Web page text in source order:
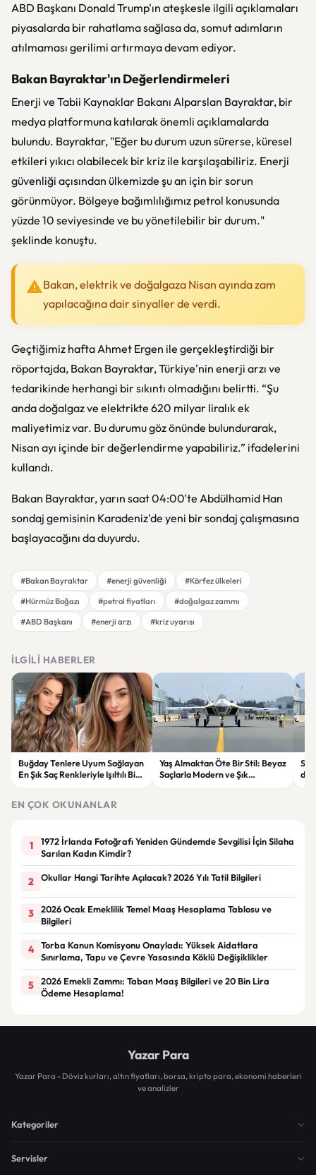
ABD Başkanı Donald Trump'ın ateşkesle ilgili açıklamaları
piyasalarda bir rahatlama sağlasa da, somut adımların
atılmaması gerilimi artırmaya devam ediyor.
Bakan Bayraktar'ın Değerlendirmeleri
Enerji ve Tabii Kaynaklar Bakanı Alparslan Bayraktar, bir
medya platformuna katılarak önemli açıklamalarda
bulundu. Bayraktar, "Eğer bu durum uzun sürerse, küresel
etkileri yıkıcı olabilecek bir kriz ile karşılaşabiliriz. Enerji
güvenliği açısından ülkemizde şu an için bir sorun
görünmüyor. Bölgeye bağımlılığımız petrol konusunda
yüzde 10 seviyesinde ve bu yönetilebilir bir durum."
şeklinde konuştu.
Bakan, elektrik ve doğalgaza Nisan ayında zam
yapılacağına dair sinyaller de verdi.
Geçtiğimiz hafta Ahmet Ergen ile gerçekleştirdiği bir
röportajda, Bakan Bayraktar, Türkiye'nin enerji arzı ve
tedarikinde herhangi bir sıkıntı olmadığını belirtti. “Şu
anda doğalgaz ve elektrikte 620 milyar liralık ek
maliyetimiz var. Bu durumu göz önünde bulundurarak,
Nisan ayı içinde bir değerlendirme yapabiliriz.” ifadelerini
kullandı.
Bakan Bayraktar, yarın saat 04:00'te Abdülhamid Han
sondaj gemisinin Karadeniz'de yeni bir sondaj çalışmasına
başlayacağını da duyurdu.
#Bakan Bayraktar #enerji güvenliği
#Körfez ülkeleri
#Hürmüz Boğazı
#petrol fiyatları
#doğalgaz zammı
#ABD Başkanı
#enerji arzı #kriz uyarısı
İLGILI HABERLER
Buğday Tenlere Uyum Sağlayan
En Şık Saç Renkleriyle Işıltılı Bir
Yaş Almaktan Öte Bir Stil: Beyaz
Saçlarla Modern ve Şık
EN ÇOK OKUNANLAR
1
1972 İrlanda Fotoğrafı Yeniden Gündemde Sevgilisi İçin Silaha
Sarılan Kadın Kimdir?
2 Okullar Hangi Tarihte Açılacak? 2026 Yılı Tatil Bilgileri
3
2026 Ocak Emeklilik Temel Maaş Hesaplama Tablosu ve
Bilgileri
4
Torba Kanun Komisyonu Onayladı: Yüksek Aidatlara
Sınırlama, Tapu ve Çevre Yasasında Köklü Değişiklikler
5
2026 Emekli Zammı: Taban Maaş Bilgileri ve 20 Bin Lira
Ödeme Hesaplama!
Yazar Para
Yazar Para - Döviz kurları, altın fiyatları, borsa, kripto para, ekonomi haberleri
ve analizler
Kategoriler
Servisler